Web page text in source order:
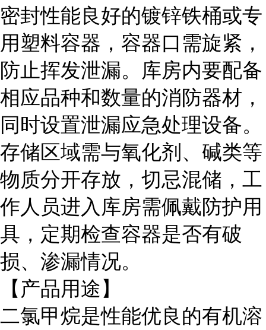
密封性能良好的镀锌铁桶或专
用塑料容器，容器口需旋紧，
防止挥发泄漏。库房内要配备
相应品种和数量的消防器材，
同时设置泄漏应急处理设备。
存储区域需与氧化剂、碱类等
物质分开存放，切忌混储，工
作人员进入库房需佩戴防护用
具，定期检查容器是否有破
损、渗漏情况。
【产品用途】
二氯甲烷是性能优良的有机溶